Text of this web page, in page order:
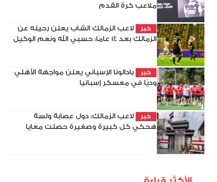
ملاعب كرة القدم
خبر
لاعب الزمالك الشاب يعلن رحيله عن
الزمالك بعد 14 عامًا: حسبي الله ونعم الوكيل
خبر
بادالونا الإسباني يعلن مواجهة الأهلي
وديًا في معسكر إسبانيا
خبر
لاعب الزمالك: دول عصابة ولسة
هحكي كل كبيرة وصغيرة حصلت معايا